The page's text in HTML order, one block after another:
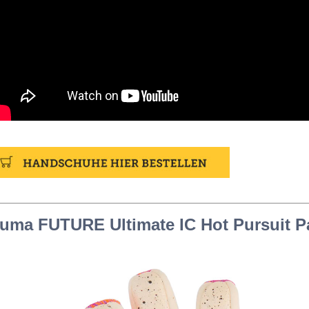
FUTURE Ultimate IC Hot Pursuit